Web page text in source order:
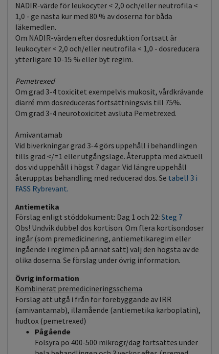
NADIR-värde för leukocyter < 2,0 och/eller neutrofila <
1,0 - ge nästa kur med 80 % av doserna för båda
läkemedlen.
Om NADIR-värden efter dosreduktion fortsatt är
leukocyter < 2,0 och/eller neutrofila < 1,0 - dosreducera
ytterligare 10-15 % eller byt regim.
Pemetrexed
Om grad 3-4 toxicitet exempelvis mukosit, vårdkrävande
diarré mm dosreduceras fortsättningsvis till 75%.
Om grad 3-4 neurotoxicitet avsluta Pemetrexed.
Amivantamab
Vid biverkningar grad 3-4 görs uppehåll i behandlingen
tills grad </=1 eller utgångsläge. Återuppta med aktuell
dos vid uppehåll i högst 7 dagar. Vid längre uppehåll
återupptas behandling med reducerad dos. Se tabell 3 i
FASS Rybrevant.
Antiemetika
Förslag enligt stöddokument: Dag 1 och 22: Steg 7
Obs! Undvik dubbel dos kortison. Om flera kortisondoser
ingår (som premedicinering, antiemetikaregim eller
ingående i regimen på annat sätt) välj den högsta av de
olika doserna. Se förslag under övrig information.
Övrig information
Kombinerat premedicineringsschema
Förslag att utgå i från för förebyggande av IRR
(amivantamab), illamående (antiemetika karboplatin),
hudtox (pemetrexed)
Pågående
Folsyra po 400-500 mikrogr/dag fortsättes under